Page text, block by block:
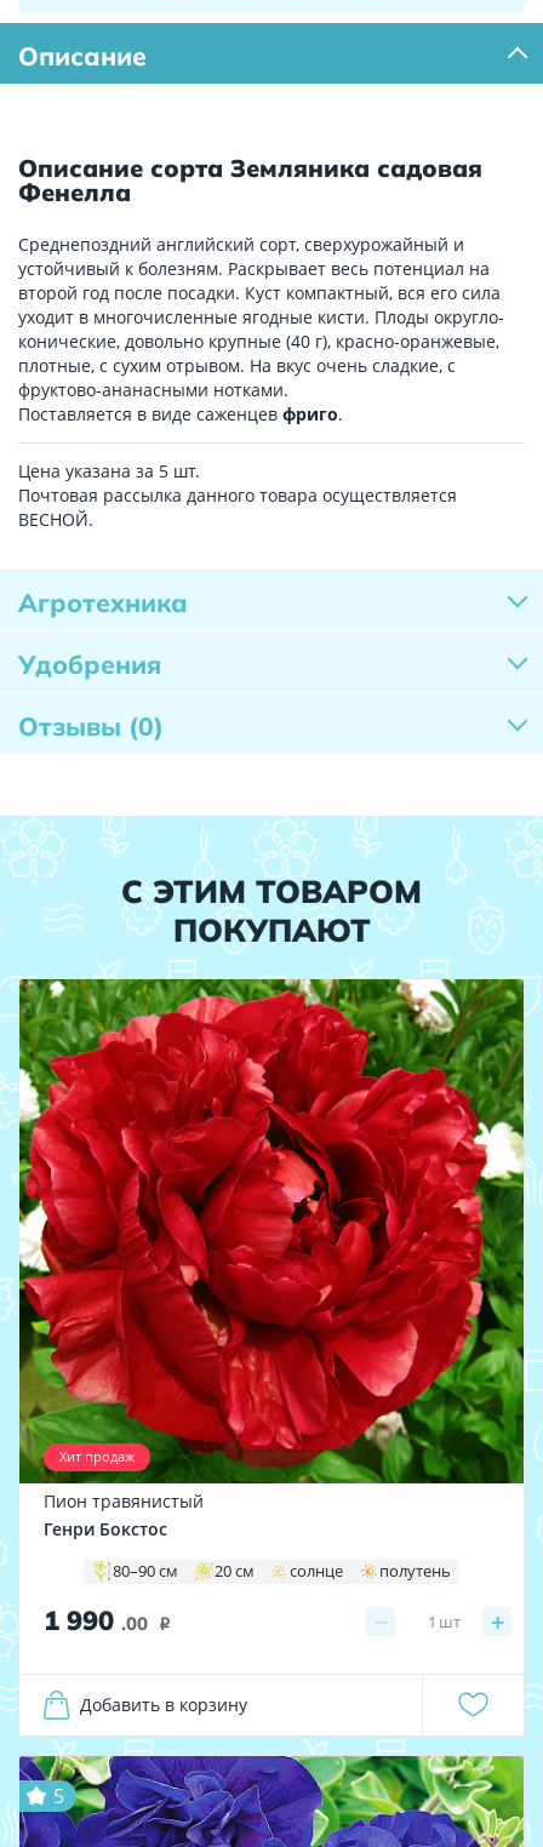
Описание
Описание сорта Земляника садовая
Фенелла
Среднепоздний английский сорт, сверхурожайный и
устойчивый к болезням. Раскрывает весь потенциал на
второй год после посадки. Куст компактный, вся его сила
уходит в многочисленные ягодные кисти. Плоды округло-
конические, довольно крупные (40 г), красно-оранжевые,
плотные, с сухим отрывом. На вкус очень сладкие, с
фруктово-ананасными нотками.
Поставляется в виде саженцев фриго.
Цена указана за 5 шт.
Почтовая рассылка данного товара осуществляется
ВЕСНОЙ.
Агротехника
Удобрения
Отзывы (0)
С ЭТИМ ТОВАРОМ
ПОКУПАЮТ
Хит продаж
Пион травянистый
Генри Бокстос
80–90 см 20 см солнце полутень
1 990 .00 i − +
1 шт
Добавить в корзину
5